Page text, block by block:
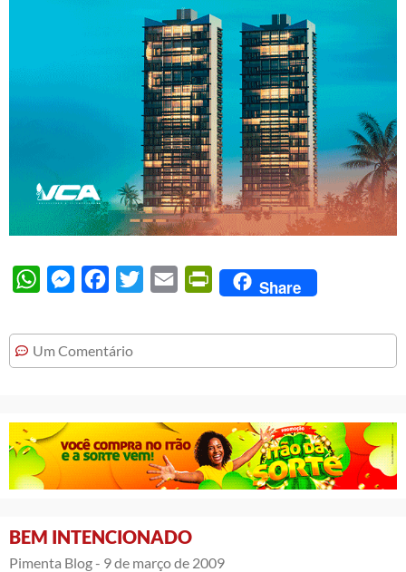
WhatsAppMessengerFacebook
Twitter Email PrintFriendly
Share
Um Comentário
BEM INTENCIONADO
Pimenta Blog - 9 de março de 2009